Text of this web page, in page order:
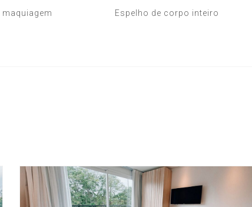
maquiagem
Espelho de corpo inteiro